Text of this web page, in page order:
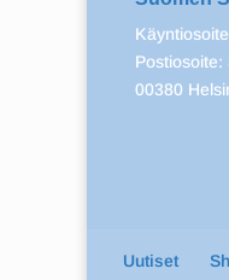
Postiosoite:
00380
Uutiset